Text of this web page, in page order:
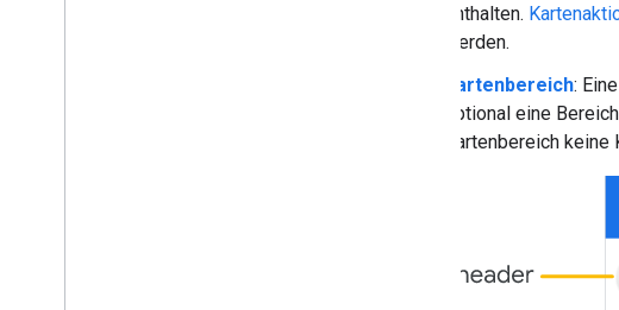
enthalten.
werden.
Kartenbereich:
optional eine
Kartenbereich